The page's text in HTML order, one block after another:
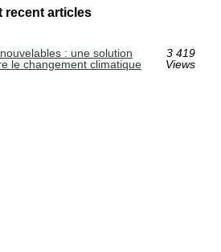
recent articles
: une solution
le changement climatique
3 419
Views